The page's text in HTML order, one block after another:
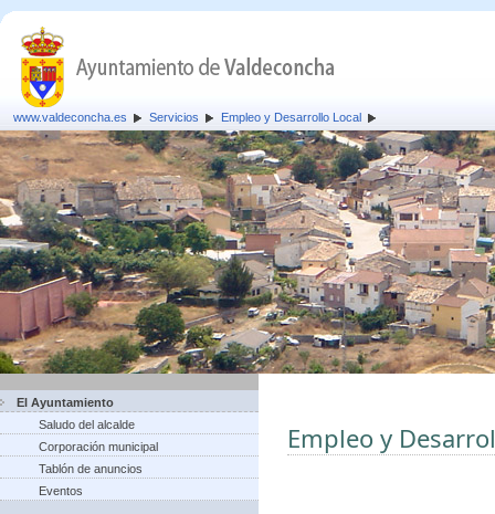
www.valdeconcha.es Servicios Empleo y Desarrollo Local
El Ayuntamiento
Saludo del alcalde
Corporación municipal
Tablón de anuncios
Eventos
Empleo y